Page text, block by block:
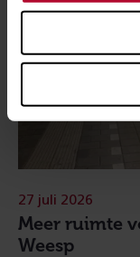
Meer ruimte
Weesp
27 juli 2026